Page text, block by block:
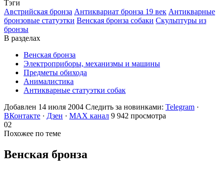
Тэги
Австрийская бронза Антиквариат бронза 19 век Антикварные
бронзовые статуэтки Венская бронза собаки Скульптуры из
бронзы
В разделах
Венская бронза
Электроприборы, механизмы и машины
Предметы обихода
Анималистика
Антикварные статуэтки собак
Добавлен 14 июля 2004 Следить за новинками: Telegram ·
ВКонтакте · Дзен · MAX канал 9 942 просмотра
02
Похожее по теме
Венская бронза